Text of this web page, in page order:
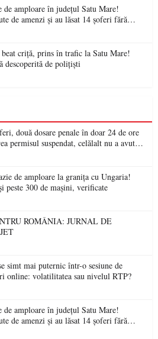
amploare în județul Satu Mare!
de amenzi și au lăsat 14 șoferi fără
zi
criță, prins în trafic la Satu Mare!
descoperită de polițiști
două dosare penale în doar 24 de ore
permisul suspendat, celălalt nu a avut
de amploare la granița cu Ungaria!
peste 300 de mașini, verificate
ROMÂNIA: JURNAL DE
simt mai puternic într-o sesiune de
online: volatilitatea sau nivelul RTP?
amploare în județul Satu Mare!
de amenzi și au lăsat 14 șoferi fără
zi